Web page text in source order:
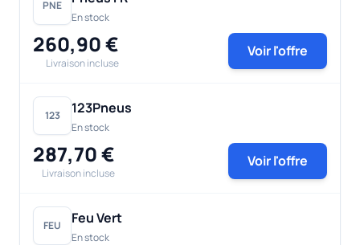
PNE
En stock
260,90 €
Livraison incluse
Voir l'offre
123 123Pneus
En stock
287,70 €
Livraison incluse
Voir l'offre
FEU Feu Vert
En stock